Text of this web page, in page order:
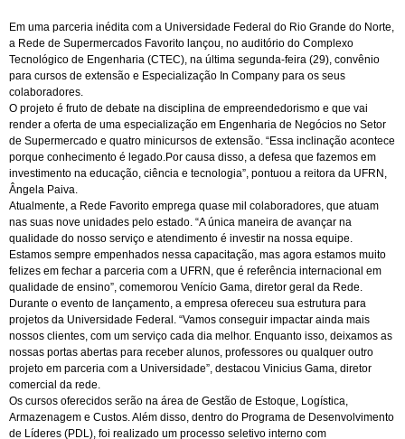
Em uma parceria inédita com a Universidade Federal do Rio Grande do Norte,
a Rede de Supermercados Favorito lançou, no auditório do Complexo
Tecnológico de Engenharia (CTEC), na última segunda-feira (29), convênio
para cursos de extensão e Especialização In Company para os seus
colaboradores.
O projeto é fruto de debate na disciplina de empreendedorismo e que vai
render a oferta de uma especialização em Engenharia de Negócios no Setor
de Supermercado e quatro minicursos de extensão. “Essa inclinação acontece
porque conhecimento é legado.Por causa disso, a defesa que fazemos em
investimento na educação, ciência e tecnologia”, pontuou a reitora da UFRN,
Ângela Paiva.
Atualmente, a Rede Favorito emprega quase mil colaboradores, que atuam
nas suas nove unidades pelo estado. “A única maneira de avançar na
qualidade do nosso serviço e atendimento é investir na nossa equipe.
Estamos sempre empenhados nessa capacitação, mas agora estamos muito
felizes em fechar a parceria com a UFRN, que é referência internacional em
qualidade de ensino”, comemorou Venício Gama, diretor geral da Rede.
Durante o evento de lançamento, a empresa ofereceu sua estrutura para
projetos da Universidade Federal. “Vamos conseguir impactar ainda mais
nossos clientes, com um serviço cada dia melhor. Enquanto isso, deixamos as
nossas portas abertas para receber alunos, professores ou qualquer outro
projeto em parceria com a Universidade”, destacou Vinicius Gama, diretor
comercial da rede.
Os cursos oferecidos serão na área de Gestão de Estoque, Logística,
Armazenagem e Custos. Além disso, dentro do Programa de Desenvolvimento
de Líderes (PDL), foi realizado um processo seletivo interno com